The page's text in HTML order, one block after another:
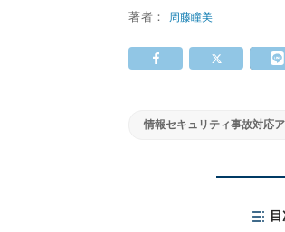
著者： 周藤瞳美
情報セキュリティ事故対応